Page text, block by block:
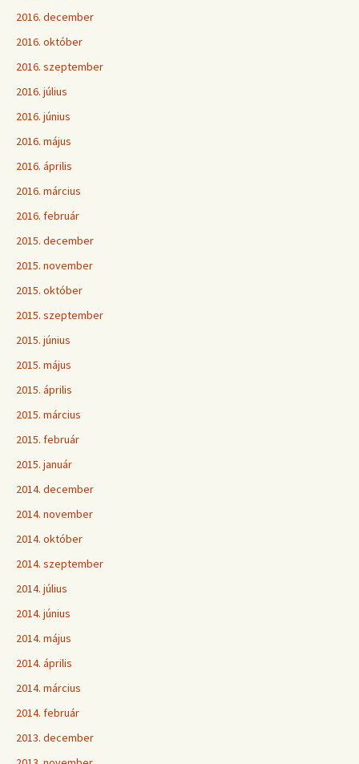
2016. december
2016. október
2016. szeptember
2016. július
2016. június
2016. május
2016. április
2016. március
2016. február
2015. december
2015. november
2015. október
2015. szeptember
2015. június
2015. május
2015. április
2015. március
2015. február
2015. január
2014. december
2014. november
2014. október
2014. szeptember
2014. július
2014. június
2014. május
2014. április
2014. március
2014. február
2013. december